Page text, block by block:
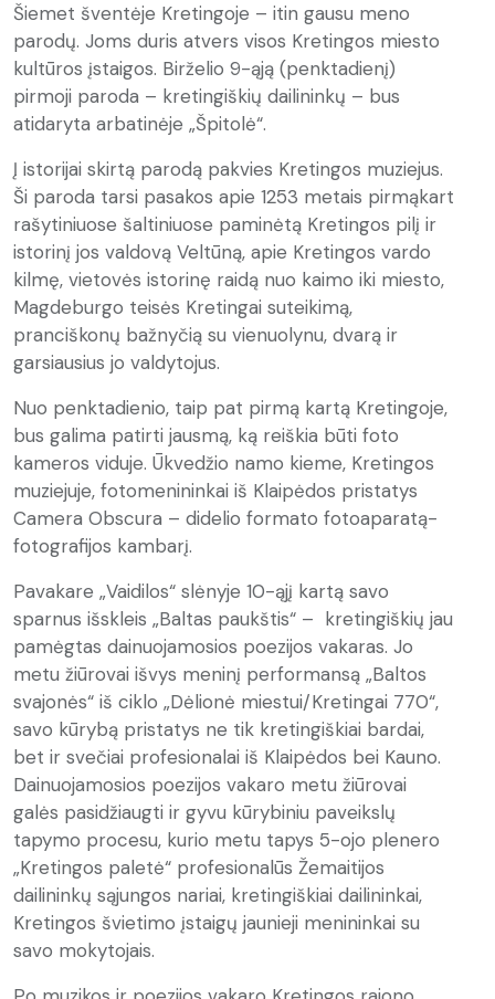
Šiemet šventėje Kretingoje – itin gausu meno
parodų. Joms duris atvers visos Kretingos miesto
kultūros įstaigos. Birželio 9-ąją (penktadienį)
pirmoji paroda – kretingiškių dailininkų – bus
atidaryta arbatinėje „Špitolė“.
Į istorijai skirtą parodą pakvies Kretingos muziejus.
Ši paroda tarsi pasakos apie 1253 metais pirmąkart
rašytiniuose šaltiniuose paminėtą Kretingos pilį ir
istorinį jos valdovą Veltūną, apie Kretingos vardo
kilmę, vietovės istorinę raidą nuo kaimo iki miesto,
Magdeburgo teisės Kretingai suteikimą,
pranciškonų bažnyčią su vienuolynu, dvarą ir
garsiausius jo valdytojus.
Nuo penktadienio, taip pat pirmą kartą Kretingoje,
bus galima patirti jausmą, ką reiškia būti foto
kameros viduje. Ūkvedžio namo kieme, Kretingos
muziejuje, fotomenininkai iš Klaipėdos pristatys
Camera Obscura – didelio formato fotoaparatą-
fotografijos kambarį.
Pavakare „Vaidilos“ slėnyje 10-ąjį kartą savo
sparnus išskleis „Baltas paukštis“ – kretingiškių jau
pamėgtas dainuojamosios poezijos vakaras. Jo
metu žiūrovai išvys meninį performansą „Baltos
svajonės“ iš ciklo „Dėlionė miestui/Kretingai 770“,
savo kūrybą pristatys ne tik kretingiškiai bardai,
bet ir svečiai profesionalai iš Klaipėdos bei Kauno.
Dainuojamosios poezijos vakaro metu žiūrovai
galės pasidžiaugti ir gyvu kūrybiniu paveikslų
tapymo procesu, kurio metu tapys 5-ojo plenero
„Kretingos paletė“ profesionalūs Žemaitijos
dailininkų sąjungos nariai, kretingiškiai dailininkai,
Kretingos švietimo įstaigų jaunieji menininkai su
savo mokytojais.